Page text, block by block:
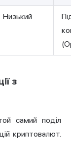
Низький
з
самий поділ
криптовалют.